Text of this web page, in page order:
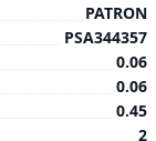
PATRON
PSA344357
0.06
0.06
0.45
2